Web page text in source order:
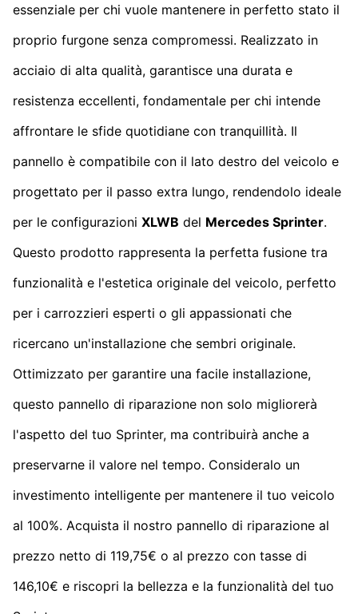
essenziale per chi vuole mantenere in perfetto stato il
proprio furgone senza compromessi. Realizzato in
acciaio di alta qualità, garantisce una durata e
resistenza eccellenti, fondamentale per chi intende
affrontare le sfide quotidiane con tranquillità. Il
pannello è compatibile con il lato destro del veicolo e
progettato per il passo extra lungo, rendendolo ideale
per le configurazioni XLWB del Mercedes Sprinter.
Questo prodotto rappresenta la perfetta fusione tra
funzionalità e l'estetica originale del veicolo, perfetto
per i carrozzieri esperti o gli appassionati che
ricercano un'installazione che sembri originale.
Ottimizzato per garantire una facile installazione,
questo pannello di riparazione non solo migliorerà
l'aspetto del tuo Sprinter, ma contribuirà anche a
preservarne il valore nel tempo. Consideralo un
investimento intelligente per mantenere il tuo veicolo
al 100%. Acquista il nostro pannello di riparazione al
prezzo netto di 119,75€ o al prezzo con tasse di
146,10€ e riscopri la bellezza e la funzionalità del tuo